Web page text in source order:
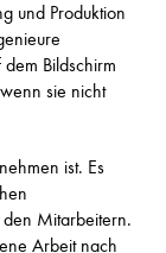
und Produktion
Bildschirm
sie nicht
ist. Es
den Mitarbeitern.
Arbeit nach